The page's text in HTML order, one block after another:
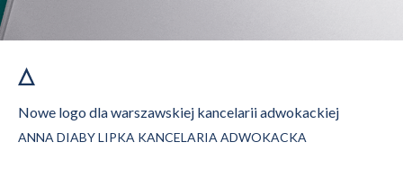
Nowe logo dla warszawskiej kancelarii adwokackiej
ANNA DIABY LIPKA KANCELARIA ADWOKACKA